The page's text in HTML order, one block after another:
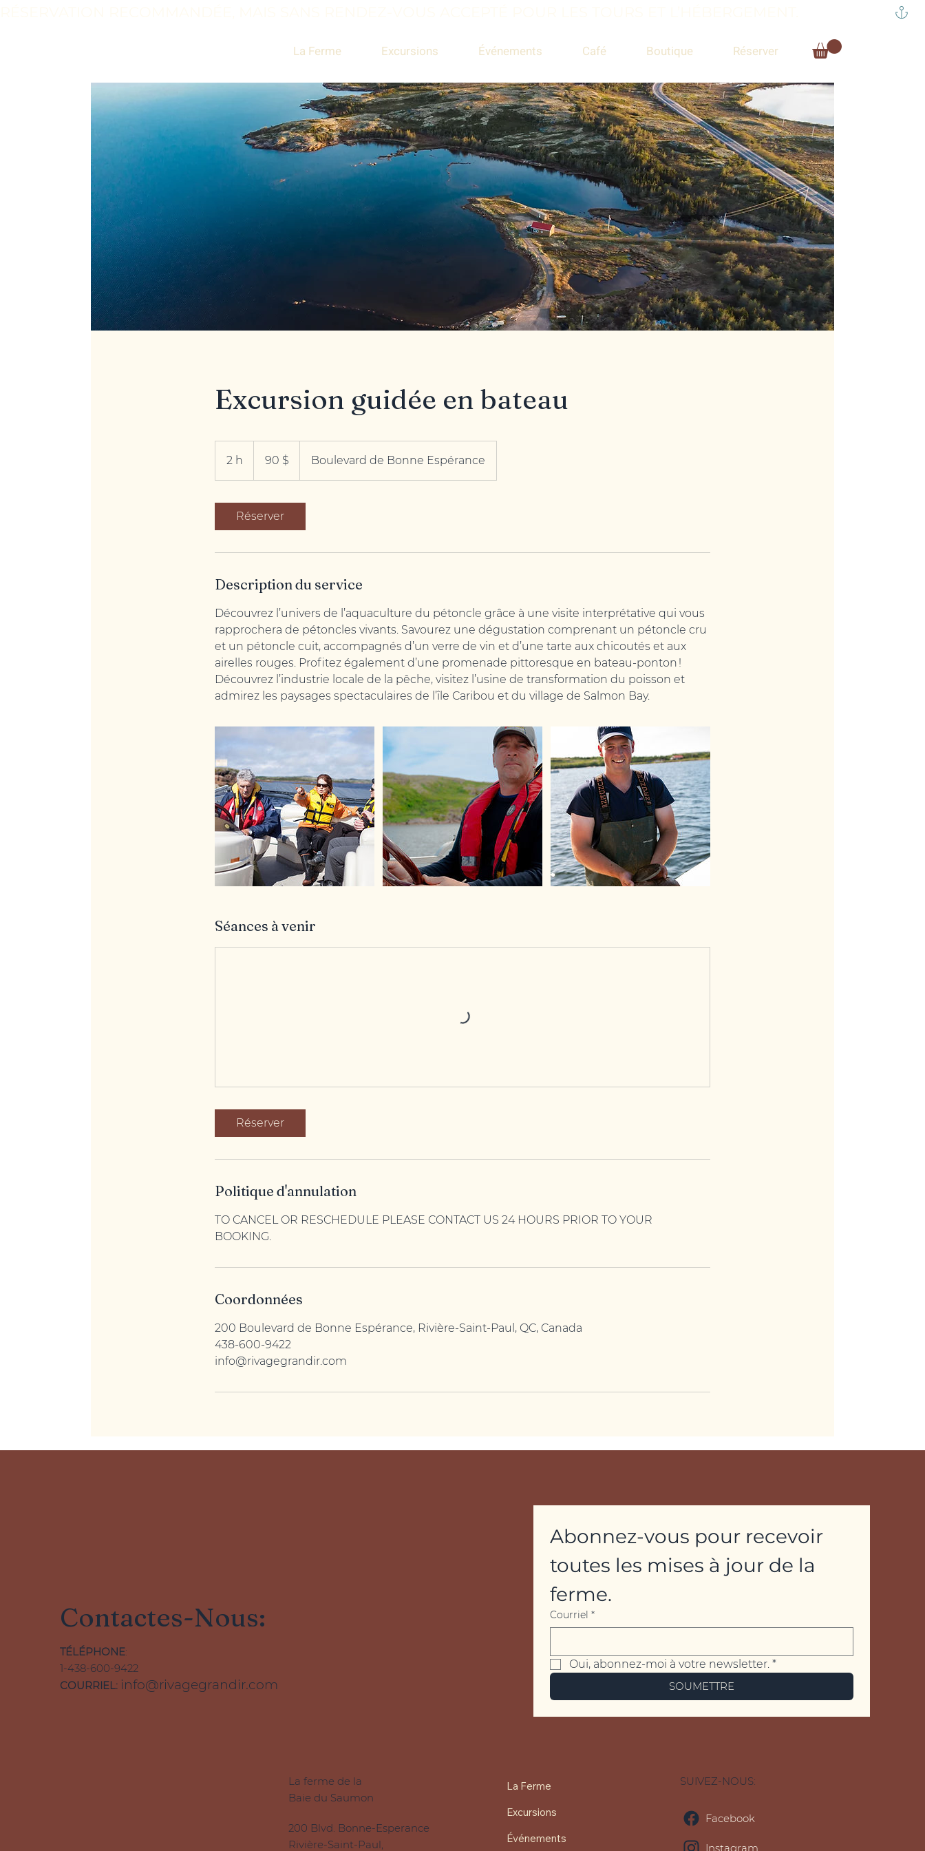
La Ferme Excursions Événements Café Boutique Réserver
Excursion guidée en bateau
2 h
h
90 $ Boulevard de Bonne Espérance
Réserver
Description du service
Découvrez l’univers de l’aquaculture du pétoncle grâce à une visite interprétative qui vous
rapprochera de pétoncles vivants. Savourez une dégustation comprenant un pétoncle cru
et un pétoncle cuit, accompagnés d’un verre de vin et d’une tarte aux chicoutés et aux
airelles rouges. Profitez également d’une promenade pittoresque en bateau-ponton !
Découvrez l’industrie locale de la pêche, visitez l’usine de transformation du poisson et
admirez les paysages spectaculaires de l’île Caribou et du village de Salmon Bay.
Séances à venir
Réserver
Politique d'annulation
TO CANCEL OR RESCHEDULE PLEASE CONTACT US 24 HOURS PRIOR TO YOUR
BOOKING.
Coordonnées
200 Boulevard de Bonne Espérance, Rivière-Saint-Paul, QC, Canada
438-600-9422
info@rivagegrandir.com
Contactes-Nous:
TÉLÉPHONE:
1-438-600-9422
COURRIEL: info@rivagegrandir.com
Abonnez-vous pour recevoir
toutes les mises à jour de la
ferme.
Courriel *
Oui, abonnez-moi à votre newsletter. *
SOUMETTRE
La ferme de la
Baie du Saumon
200 Blvd. Bonne-Esperance
Rivière-Saint-Paul,
La Ferme
Excursions
Événements
SUIVEZ-NOUS:
Facebook
Instagram